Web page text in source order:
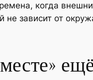
когда
не зависит от